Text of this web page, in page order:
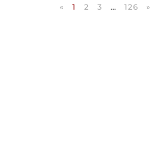
« 1 2 3 … 126 »